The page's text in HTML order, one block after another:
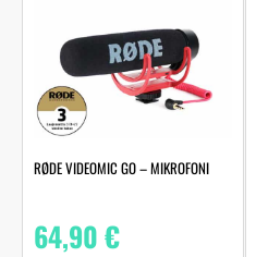
RØDE VIDEOMIC GO – MIKROFONI
64,90€